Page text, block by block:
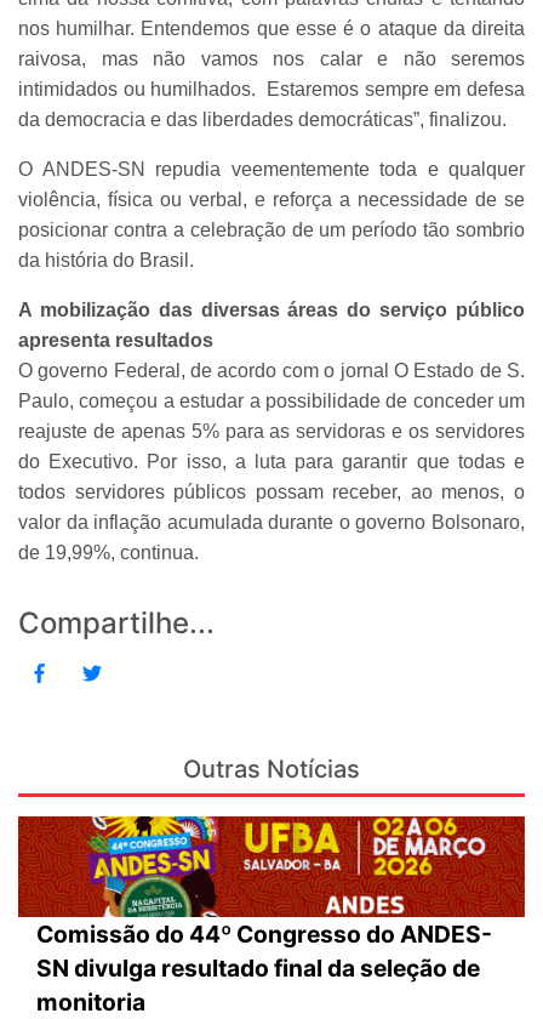
nos humilhar. Entendemos que esse é o ataque da direita
raivosa, mas não vamos nos calar e não seremos
intimidados ou humilhados. Estaremos sempre em defesa
da democracia e das liberdades democráticas”, finalizou.
O ANDES-SN repudia veementemente toda e qualquer
violência, física ou verbal, e reforça a necessidade de se
posicionar contra a celebração de um período tão sombrio
da história do Brasil.
A mobilização das diversas áreas do serviço público
apresenta resultados
O governo Federal, de acordo com o jornal O Estado de S.
Paulo, começou a estudar a possibilidade de conceder um
reajuste de apenas 5% para as servidoras e os servidores
do Executivo. Por isso, a luta para garantir que todas e
todos servidores públicos possam receber, ao menos, o
valor da inflação acumulada durante o governo Bolsonaro,
de 19,99%, continua.
Compartilhe...
Outras Notícias
Comissão do 44º Congresso do ANDES-
SN divulga resultado final da seleção de
monitoria